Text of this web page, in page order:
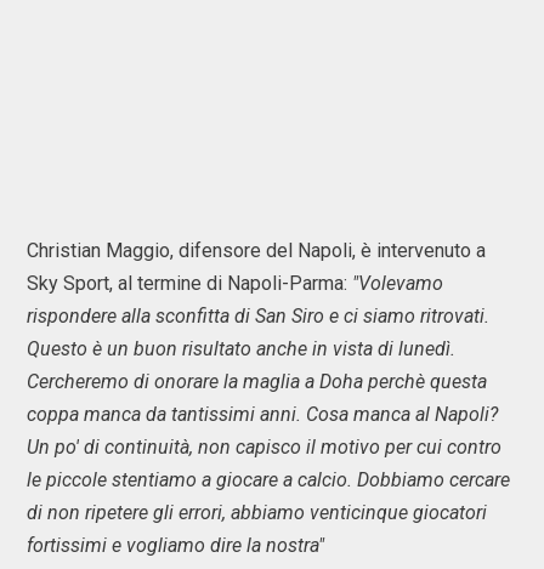
Christian Maggio, difensore del Napoli, è intervenuto a
Sky Sport, al termine di Napoli-Parma: "Volevamo
rispondere alla sconfitta di San Siro e ci siamo ritrovati.
Questo è un buon risultato anche in vista di lunedì.
Cercheremo di onorare la maglia a Doha perchè questa
coppa manca da tantissimi anni. Cosa manca al Napoli?
Un po' di continuità, non capisco il motivo per cui contro
le piccole stentiamo a giocare a calcio. Dobbiamo cercare
di non ripetere gli errori, abbiamo venticinque giocatori
fortissimi e vogliamo dire la nostra"